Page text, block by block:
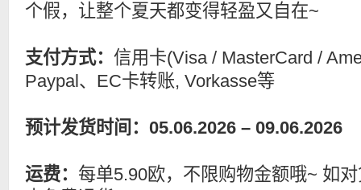
个假，让整个夏天都变得轻盈又自在~
支付方式： 信用卡(Visa / MasterCard /
Paypal、EC卡转账, Vorkasse等
预计发货时间：05.06.2026 – 09.06.2026
运费： 每单5.90欧，不限购物金额哦~ 如